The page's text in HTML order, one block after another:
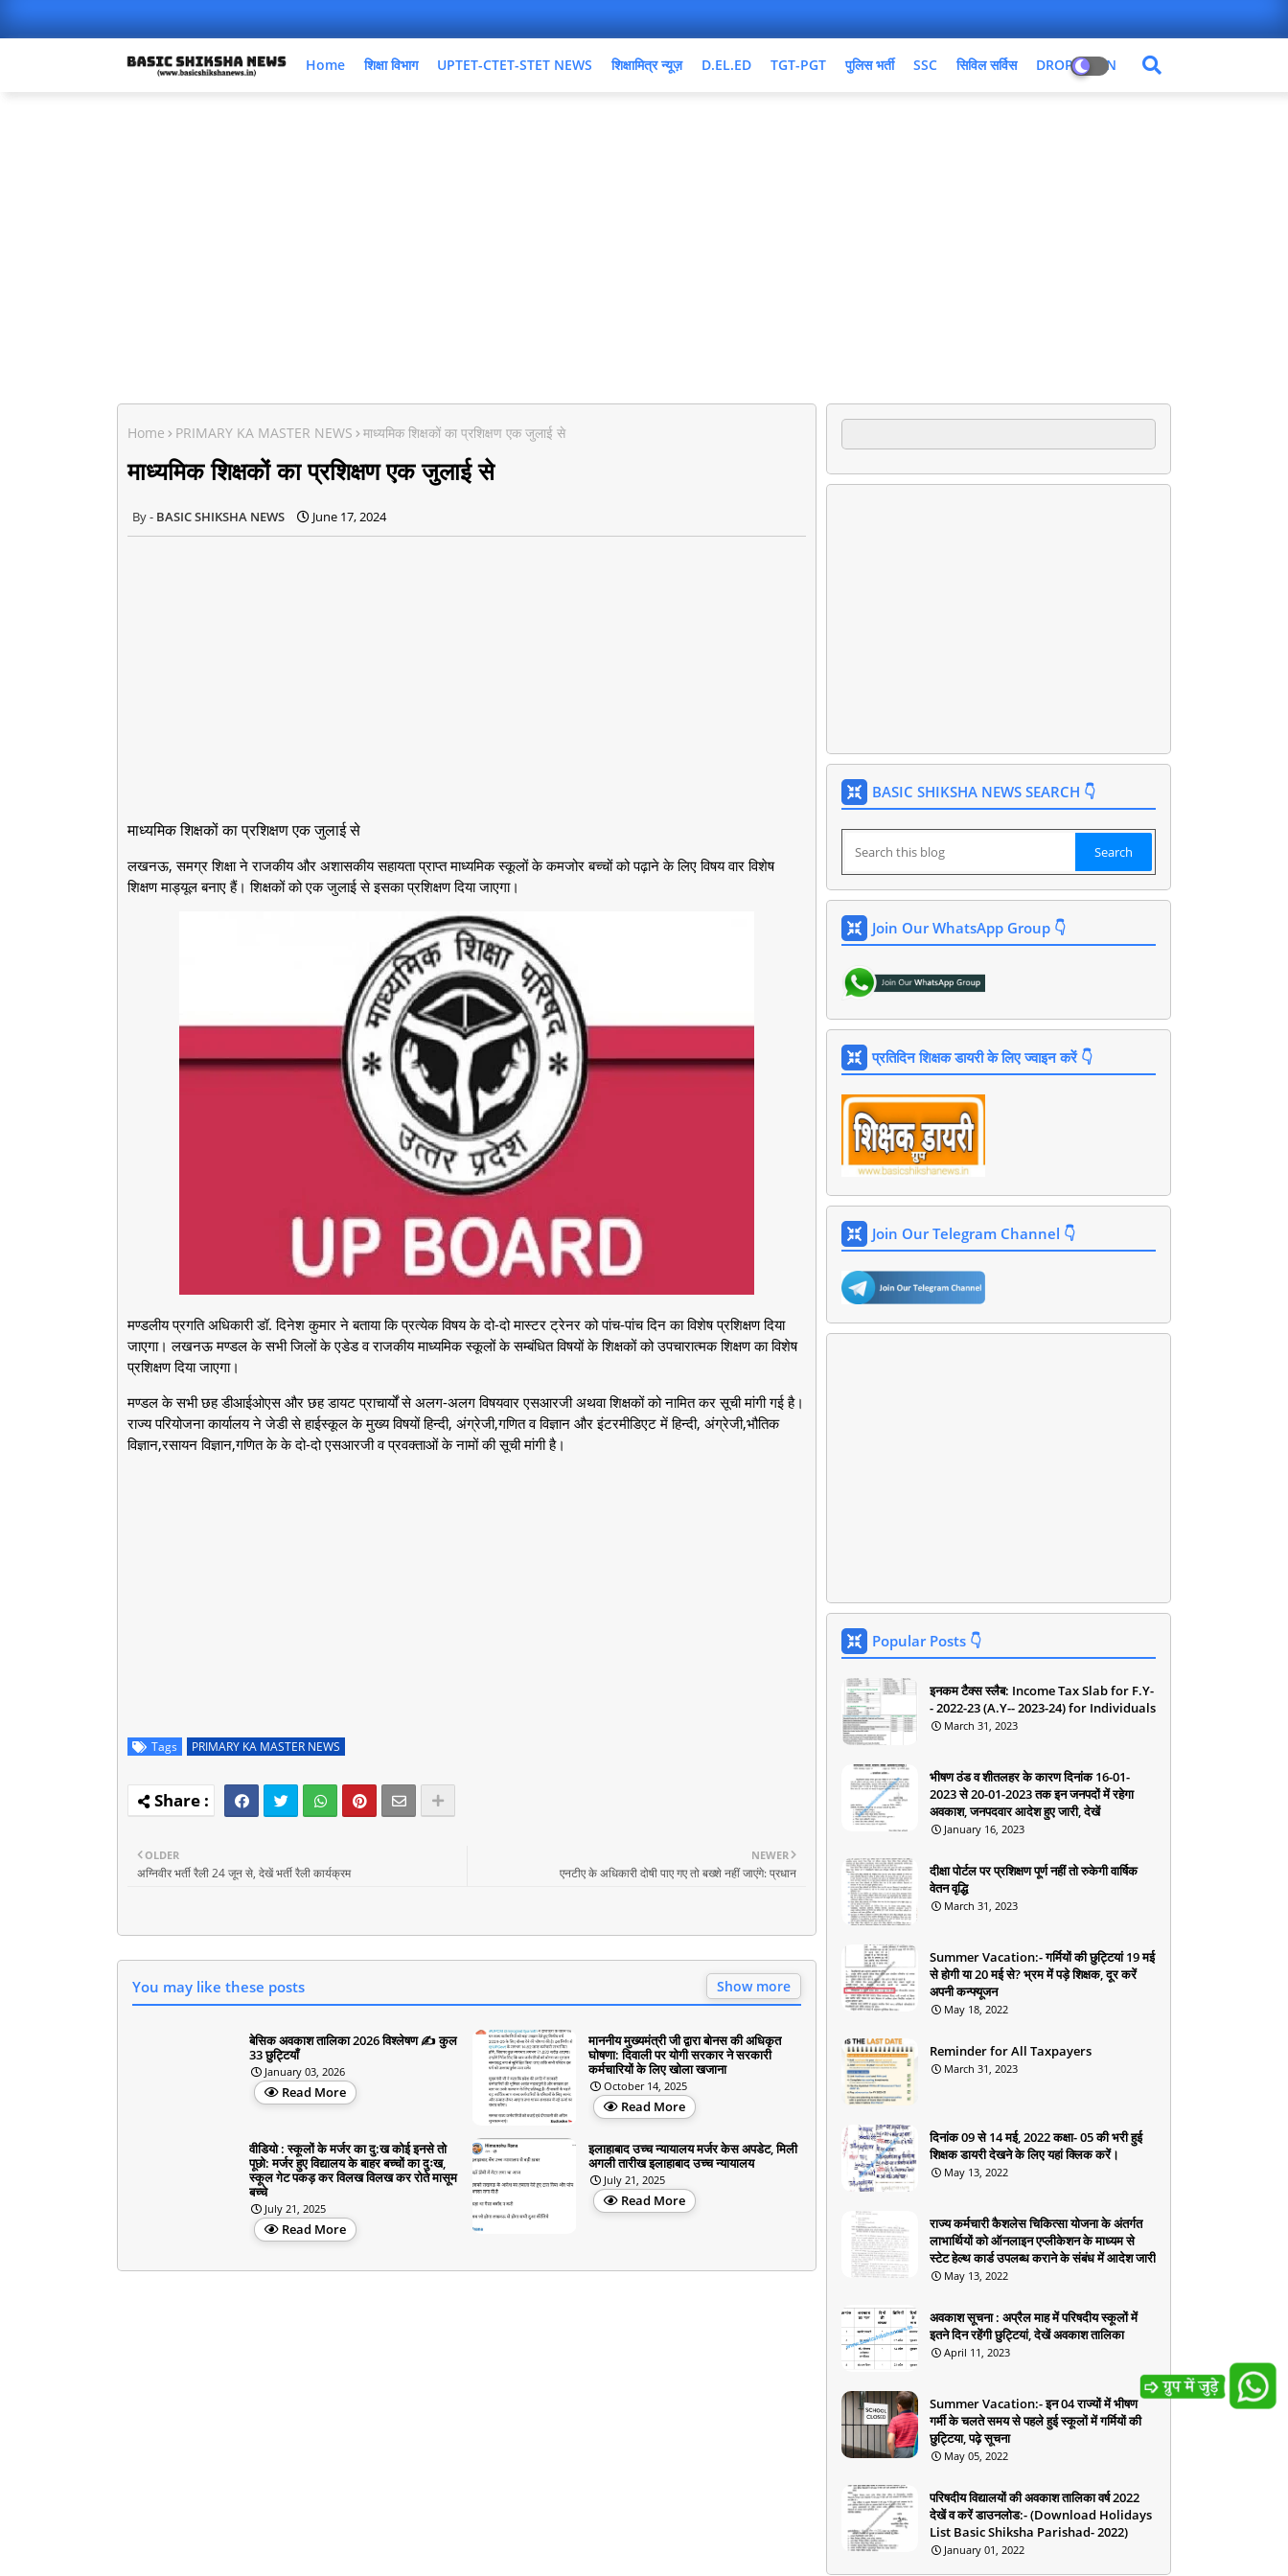
Home शिक्षा विभाग UPTET-CTET-STET NEWS शिक्षामित्र न्यूज़ D.EL.ED TGT-PGT पुलिस भर्ती SSC सिविल सर्विस DROPDOWN
Home PRIMARY KA MASTER NEWS माध्यमिक शिक्षकों का प्रशिक्षण एक जुलाई से
माध्यमिक शिक्षकों का प्रशिक्षण एक जुलाई से
BASIC SHIKSHA NEWS June 17, 2024
माध्यमिक शिक्षकों का प्रशिक्षण एक जुलाई से
लखनऊ, समग्र शिक्षा ने राजकीय और अशासकीय सहायता प्राप्त माध्यमिक स्कूलों के कमजोर बच्चों को पढ़ाने के लिए विषय वार विशेष
शिक्षण माड्यूल बनाए हैं। शिक्षकों को एक जुलाई से इसका प्रशिक्षण दिया जाएगा।
मण्डलीय प्रगति अधिकारी डॉ. दिनेश कुमार ने बताया कि प्रत्येक विषय के दो-दो मास्टर ट्रेनर को पांच-पांच दिन का विशेष प्रशिक्षण दिया
जाएगा। लखनऊ मण्डल के सभी जिलों के एडेड व राजकीय माध्यमिक स्कूलों के सम्बंधित विषयों के शिक्षकों को उपचारात्मक शिक्षण का विशेष
प्रशिक्षण दिया जाएगा।
मण्डल के सभी छह डीआईओएस और छह डायट प्राचार्यों से अलग-अलग विषयवार एसआरजी अथवा शिक्षकों को नामित कर सूची मांगी गई है।
राज्य परियोजना कार्यालय ने जेडी से हाईस्कूल के मुख्य विषयों हिन्दी, अंग्रेजी,गणित व विज्ञान और इंटरमीडिएट में हिन्दी, अंग्रेजी,भौतिक
विज्ञान,रसायन विज्ञान,गणित के के दो-दो एसआरजी व प्रवक्ताओं के नामों की सूची मांगी है।
Tags PRIMARY KA MASTER NEWS
NEWER
एनटीए के अधिकारी दोषी पाए गए तो बख्शे नहीं जाएंगे: प्रधान
OLDER
अग्निवीर भर्ती रैली 24 जून से, देखें भर्ती रैली कार्यक्रम
You may like these posts Show more
बेसिक अवकाश तालिका 2026 विश्लेषण ✍️ कुल
33 छुट्टियाँ
January 03, 2026
Read More
माननीय मुख्यमंत्री जी द्वारा बोनस की अधिकृत
घोषणा: दिवाली पर योगी सरकार ने सरकारी
कर्मचारियों के लिए खोला खजाना
October 14, 2025
Read More
वीडियो : स्कूलों के मर्जर का दु:ख कोई इनसे तो
पूछो: मर्जर हुए विद्यालय के बाहर बच्चों का दुःख,
स्कूल गेट पकड़ कर विलख विलख कर रोते मासूम
बच्चे
July 21, 2025
Read More
इलाहाबाद उच्च न्यायालय मर्जर केस अपडेट, मिली
अगली तारीख इलाहाबाद उच्च न्यायालय
July 21, 2025
Read More
BASIC SHIKSHA NEWS SEARCH 👇
Join Our WhatsApp Group 👇
प्रतिदिन शिक्षक डायरी के लिए ज्वाइन करें 👇
Join Our Telegram Channel 👇
Popular Posts 👇
इनकम टैक्स स्लैब: Income Tax Slab for F.Y-
- 2022-23 (A.Y-- 2023-24) for Individuals
March 31, 2023
भीषण ठंड व शीतलहर के कारण दिनांक 16-01-
2023 से 20-01-2023 तक इन जनपदों में रहेगा
अवकाश, जनपदवार आदेश हुए जारी, देखें
January 16, 2023
दीक्षा पोर्टल पर प्रशिक्षण पूर्ण नहीं तो रुकेगी वार्षिक
वेतन वृद्धि
March 31, 2023
Summer Vacation:- गर्मियों की छुट्टियां 19 मई
से होगी या 20 मई से? भ्रम में पड़े शिक्षक, दूर करें
अपनी कन्फ्यूजन
May 18, 2022
Reminder for All Taxpayers
March 31, 2023
दिनांक 09 से 14 मई, 2022 कक्षा- 05 की भरी हुई
शिक्षक डायरी देखने के लिए यहां क्लिक करें।
May 13, 2022
राज्य कर्मचारी कैशलेस चिकित्सा योजना के अंतर्गत
लाभार्थियों को ऑनलाइन एप्लीकेशन के माध्यम से
स्टेट हेल्थ कार्ड उपलब्ध कराने के संबंध में आदेश जारी
May 13, 2022
अवकाश सूचना : अप्रैल माह में परिषदीय स्कूलों में
इतने दिन रहेंगी छुट्टियां, देखें अवकाश तालिका
April 11, 2023
Summer Vacation:- इन 04 राज्यों में भीषण
गर्मी के चलते समय से पहले हुई स्कूलों में गर्मियों की
छुट्टिया, पढ़े सूचना
May 05, 2022
परिषदीय विद्यालयों की अवकाश तालिका वर्ष 2022
देखें व करें डाउनलोड:- (Download Holidays
List Basic Shiksha Parishad- 2022)
January 01, 2022